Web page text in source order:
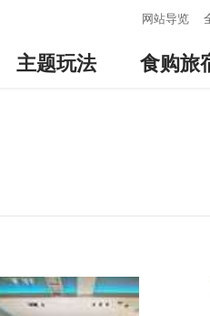
网站导览
主题玩法 食购旅